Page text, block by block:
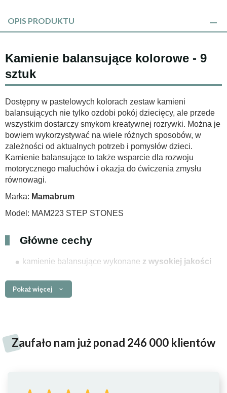
OPIS PRODUKTU
Kamienie balansujące kolorowe - 9
sztuk
Dostępny w pastelowych kolorach zestaw kamieni
balansujących nie tylko ozdobi pokój dziecięcy, ale przede
wszystkim dostarczy smykom kreatywnej rozrywki. Można je
bowiem wykorzystywać na wiele różnych sposobów, w
zależności od aktualnych potrzeb i pomysłów dzieci.
Kamienie balansujące to także wsparcie dla rozwoju
motorycznego maluchów i okazja do ćwiczenia zmysłu
równowagi.
Marka: Mamabrum
Model: MAM223 STEP STONES
Główne cechy
kamienie balansujące wykonane z wysokiej jakości
wyjątkowa wytrzymałość
w zestawie znajduje się9 kamieni w różnych
Pokaż więcej
Zaufało nam już ponad 246 000 klientów